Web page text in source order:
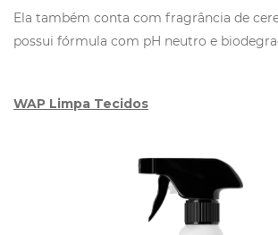
Ela também conta com fragrância de
possui fórmula com pH neutro e
WAP Limpa Tecidos